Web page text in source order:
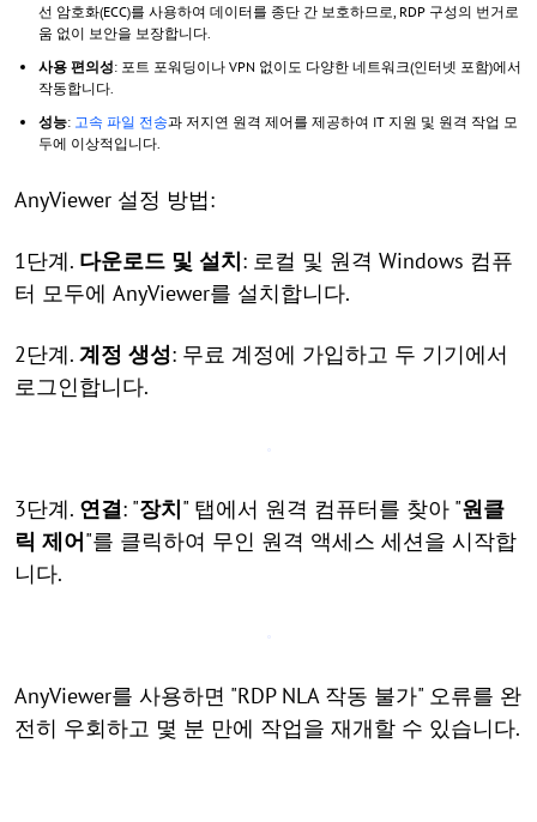
선 암호화(ECC)를 사용하여 데이터를 종단 간 보호하므로, RDP 구성의 번거로
움 없이 보안을 보장합니다.
사용 편의성: 포트 포워딩이나 VPN 없이도 다양한 네트워크(인터넷 포함)에서
작동합니다.
성능: 고속 파일 전송과 저지연 원격 제어를 제공하여 IT 지원 및 원격 작업 모
두에 이상적입니다.
AnyViewer 설정 방법:
1단계. 다운로드 및 설치: 로컬 및 원격 Windows 컴퓨
터 모두에 AnyViewer를 설치합니다.
2단계. 계정 생성: 무료 계정에 가입하고 두 기기에서
로그인합니다.
3단계. 연결: "장치" 탭에서 원격 컴퓨터를 찾아 "원클
릭 제어"를 클릭하여 무인 원격 액세스 세션을 시작합
니다.
AnyViewer를 사용하면 "RDP NLA 작동 불가" 오류를 완
전히 우회하고 몇 분 만에 작업을 재개할 수 있습니다.